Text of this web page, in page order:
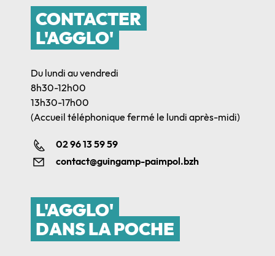
CONTACTER
L'AGGLO'
Du lundi au vendredi
8h30-12h00
13h30-17h00
(Accueil téléphonique fermé le lundi après-midi)
02 96 13 59 59
contact@guingamp-paimpol.bzh
L'AGGLO'
DANS LA POCHE